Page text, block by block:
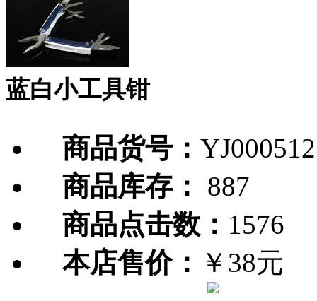
蓝白小工具钳
商品货号： YJ000512
商品库存：
887
商品点击数： 1576
本店售价： ￥38元